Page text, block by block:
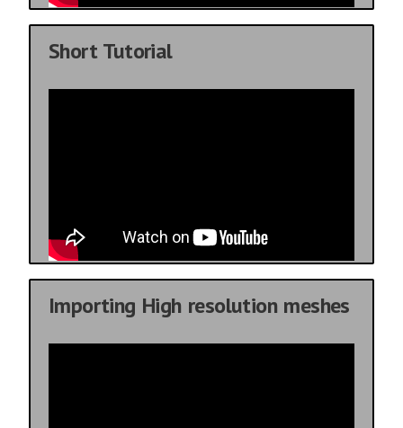
Short Tutorial
Importing High resolution meshes